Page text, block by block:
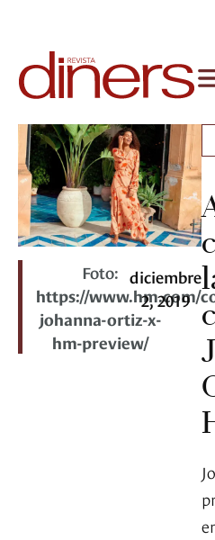
Foto:
https://www.hm.com/
johanna-ortiz-x-
hm-preview/
diciembre
2, 2019